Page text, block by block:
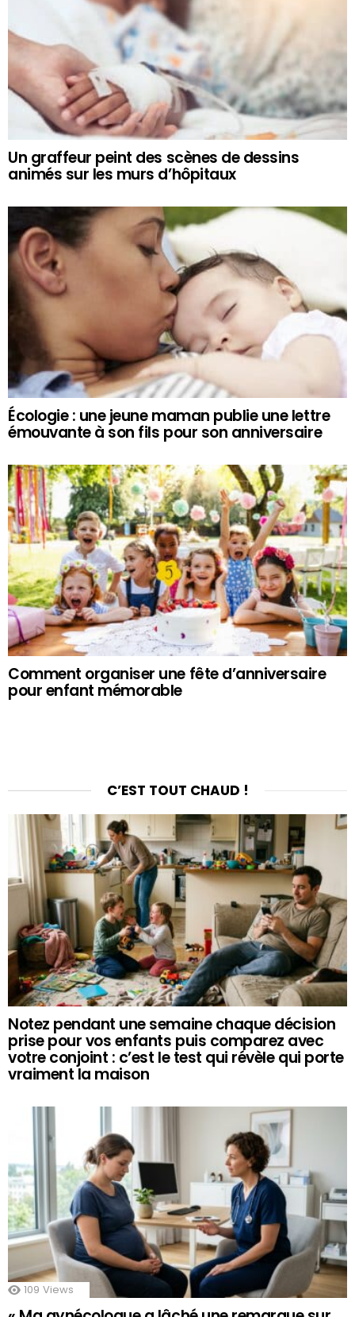
Un graffeur peint des scènes de dessins
animés sur les murs d’hôpitaux
Écologie : une jeune maman publie une lettre
émouvante à son fils pour son anniversaire
Comment organiser une fête d’anniversaire
pour enfant mémorable
C’EST TOUT CHAUD !
Notez pendant une semaine chaque décision
prise pour vos enfants puis comparez avec
votre conjoint : c’est le test qui révèle qui porte
vraiment la maison
109 Views